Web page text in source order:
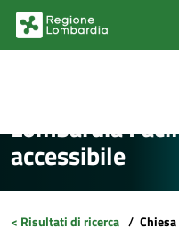
Vai al contenuto principale
Vai al footer
Lombardia
accessibile
< Risultati di ricerca /